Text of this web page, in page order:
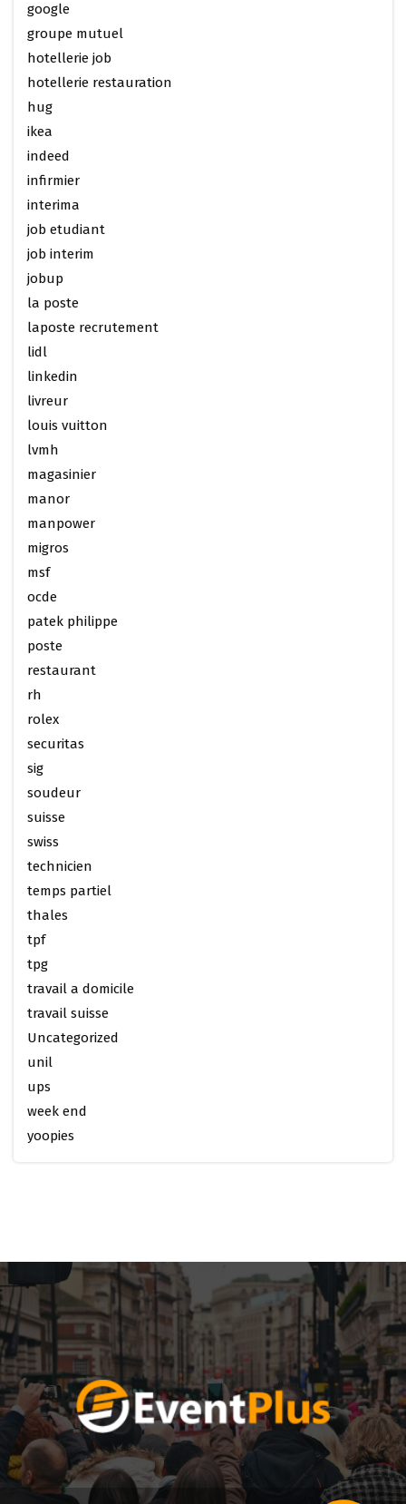
google
groupe mutuel
hotellerie job
hotellerie restauration
hug
ikea
indeed
infirmier
interima
job etudiant
job interim
jobup
la poste
laposte recrutement
lidl
linkedin
livreur
louis vuitton
lvmh
magasinier
manor
manpower
migros
msf
ocde
patek philippe
poste
restaurant
rh
rolex
securitas
sig
soudeur
suisse
swiss
technicien
temps partiel
thales
tpf
tpg
travail a domicile
travail suisse
Uncategorized
unil
ups
week end
yoopies